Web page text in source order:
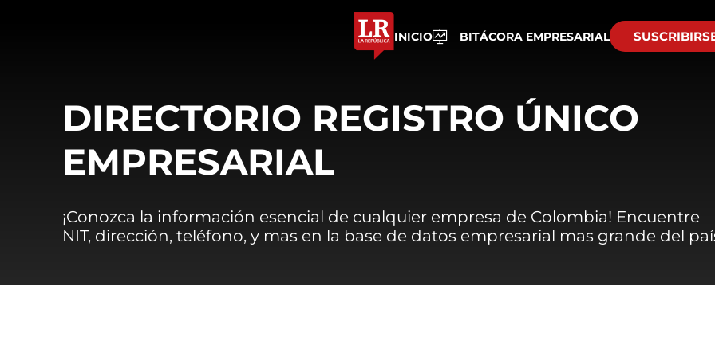
INICIO BITÁCORA EMPRESARIAL
DIRECTORIO REGISTRO ÚNICO
EMPRESARIAL
¡Conozca la información esencial de cualquier empresa de Colombia! Encuentre
NIT, dirección, teléfono, y mas en la base de datos empresarial mas grande del